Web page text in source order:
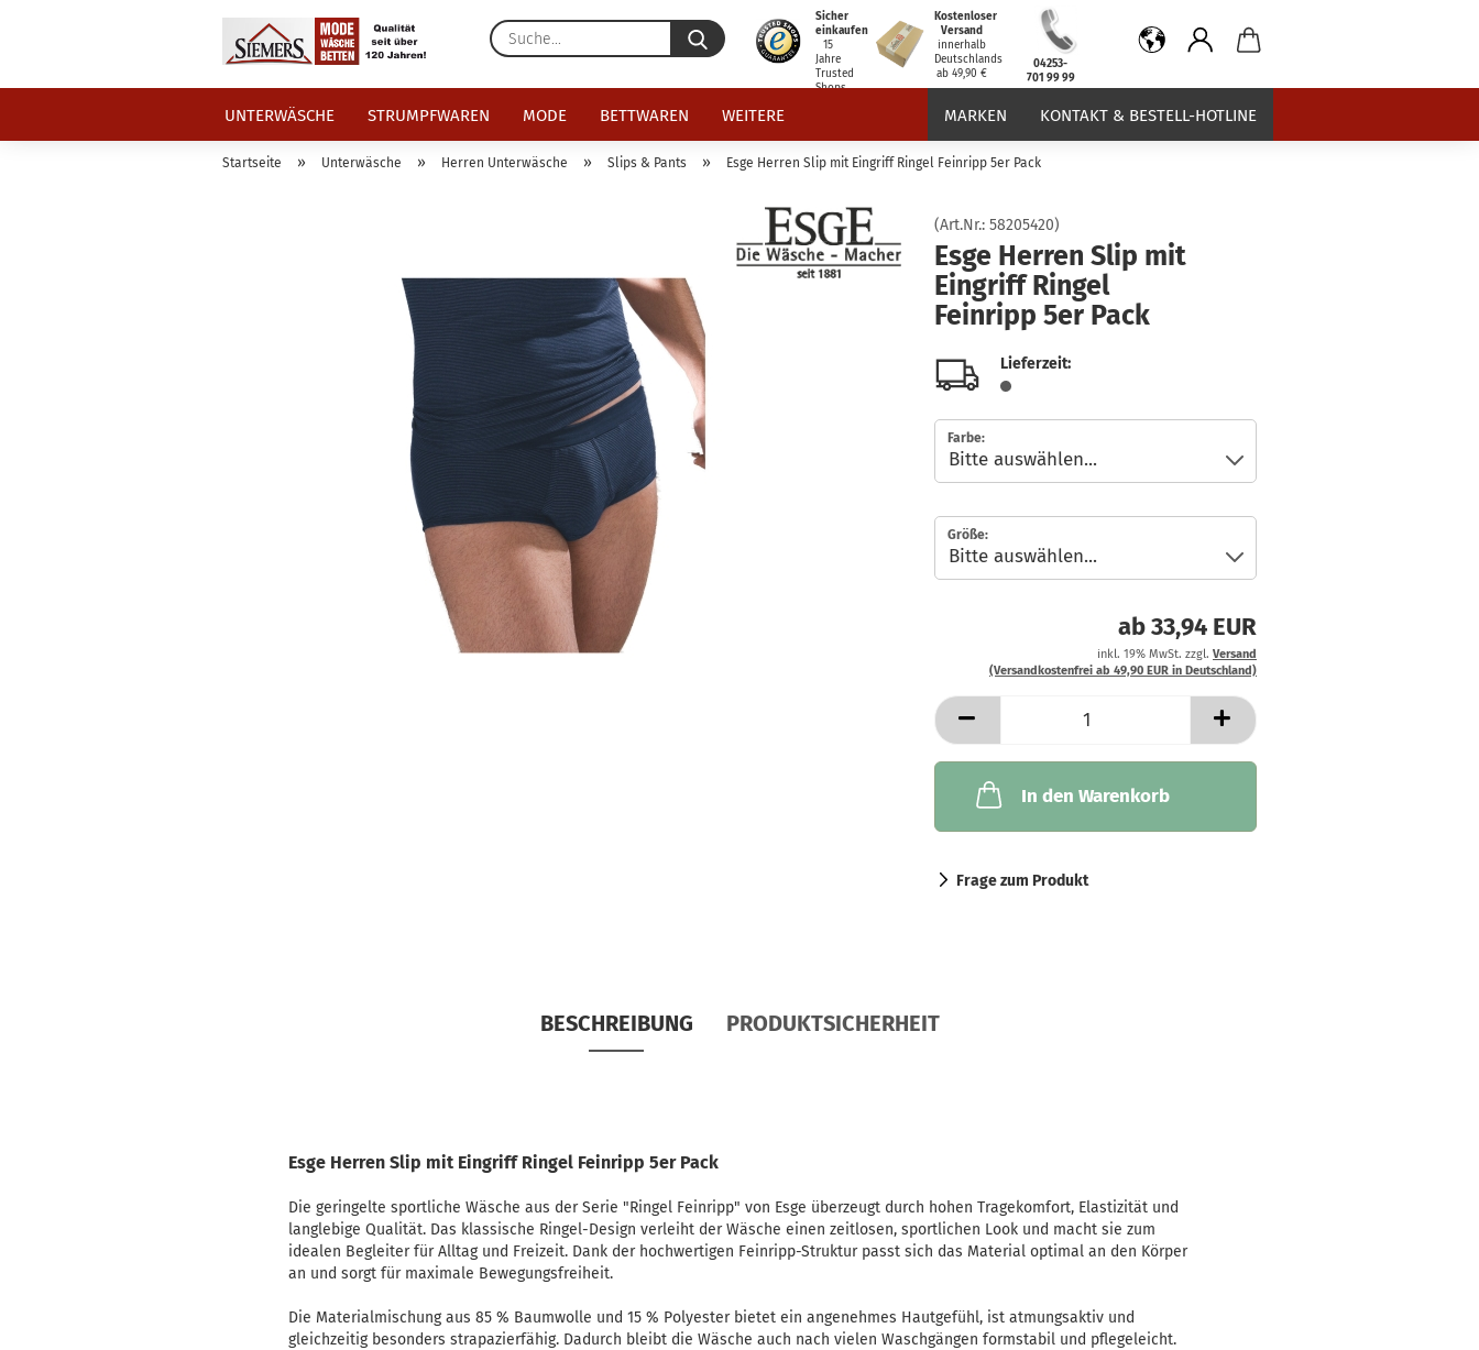
Suche...
Sicher
einkaufen
15
Jahre
Trusted
Shops
Kostenloser
Versand
innerhalb
Deutschlands
ab 49,90 €
04253-
701 99 99
UNTERWÄSCHE STRUMPFWAREN MODE BETTWAREN MARKEN KONTAKT & BESTELL-HOTLINE
WEITERE
Startseite » Unterwäsche » Herren Unterwäsche » Slips & Pants » Esge Herren Slip mit Eingriff Ringel Feinripp 5er Pack
(Art.Nr.: 58205420)
Esge Herren Slip mit
Eingriff Ringel
Feinripp 5er Pack
Lieferzeit:
Farbe:
Größe:
ab 33,94 EUR
inkl. 19% MwSt. zzgl. Versand
(Versandkostenfrei ab 49,90 EUR in Deutschland)
In den Warenkorb
Frage zum Produkt
BESCHREIBUNG PRODUKTSICHERHEIT
Esge Herren Slip mit Eingriff Ringel Feinripp 5er Pack
Die geringelte sportliche Wäsche aus der Serie "Ringel Feinripp" von Esge überzeugt durch hohen Tragekomfort, Elastizität und
langlebige Qualität. Das klassische Ringel-Design verleiht der Wäsche einen zeitlosen, sportlichen Look und macht sie zum
idealen Begleiter für Alltag und Freizeit. Dank der hochwertigen Feinripp-Struktur passt sich das Material optimal an den Körper
an und sorgt für maximale Bewegungsfreiheit.
Die Materialmischung aus 85 % Baumwolle und 15 % Polyester bietet ein angenehmes Hautgefühl, ist atmungsaktiv und
gleichzeitig besonders strapazierfähig. Dadurch bleibt die Wäsche auch nach vielen Waschgängen formstabil und pflegeleicht.